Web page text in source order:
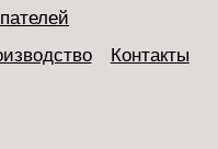
Контакты